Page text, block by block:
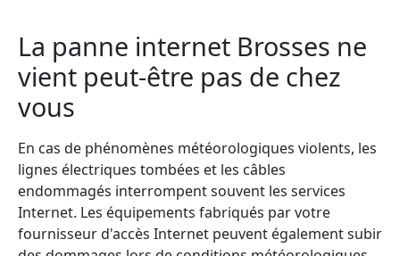
La panne internet Brosses ne
vient peut-être pas de chez
vous
En cas de phénomènes météorologiques violents, les
lignes électriques tombées et les câbles
endommagés interrompent souvent les services
Internet. Les équipements fabriqués par votre
fournisseur d'accès Internet peuvent également subir